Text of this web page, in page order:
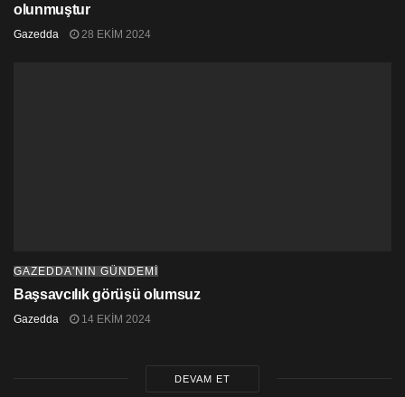
olunmuştur
Gazedda 28 EKIM 2024
GAZEDDA'NIN GÜNDEMİ
Başsavcılık görüşü olumsuz
Gazedda 14 EKIM 2024
DEVAM ET